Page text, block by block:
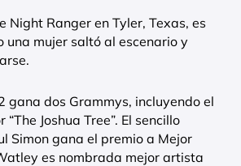
Night Ranger en Tyler, Texas, es
una mujer saltó al escenario y
gana dos Grammys, incluyendo el
Joshua Tree”. El sencillo
Simon gana el premio a Mejor
es nombrada mejor artista